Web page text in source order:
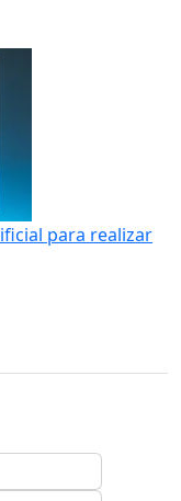
para realizar